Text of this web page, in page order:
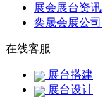
展会展台资讯
奕晟会展公司
在线客服
展台搭建
展台设计